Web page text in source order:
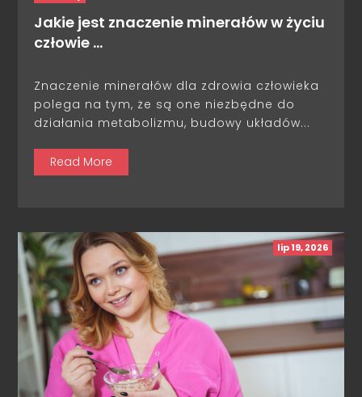
Jakie jest znaczenie minerałów w życiu
człowie …
Znaczenie minerałów dla zdrowia człowieka
polega na tym, że są one niezbędne do
działania metabolizmu, budowy układów...
Read More
lip 19, 2026